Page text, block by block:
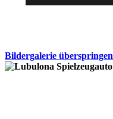
Bildergalerie überspringen